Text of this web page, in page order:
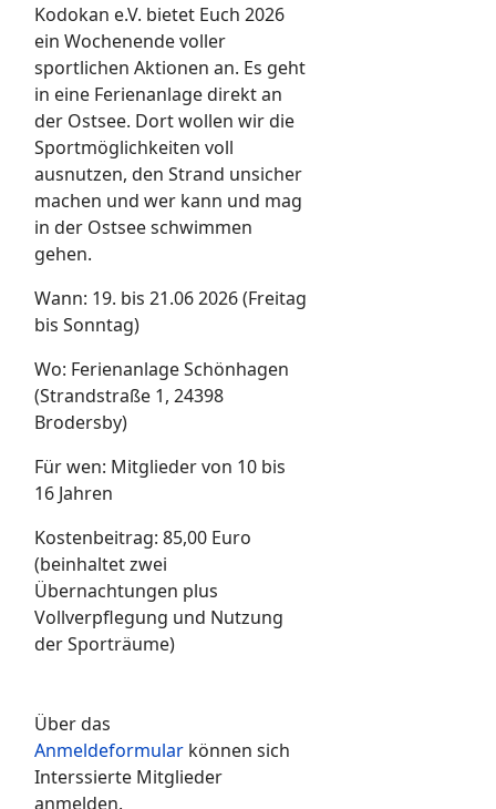
Kodokan e.V. bietet Euch 2026
ein Wochenende voller
sportlichen Aktionen an. Es geht
in eine Ferienanlage direkt an
der Ostsee. Dort wollen wir die
Sportmöglichkeiten voll
ausnutzen, den Strand unsicher
machen und wer kann und mag
in der Ostsee schwimmen
gehen.
Wann: 19. bis 21.06 2026 (Freitag
bis Sonntag)
Wo: Ferienanlage Schönhagen
(Strandstraße 1, 24398
Brodersby)
Für wen: Mitglieder von 10 bis
16 Jahren
Kostenbeitrag: 85,00 Euro
(beinhaltet zwei
Übernachtungen plus
Vollverpflegung und Nutzung
der Sporträume)
Über das
Anmeldeformular können sich
Interssierte Mitglieder
anmelden.